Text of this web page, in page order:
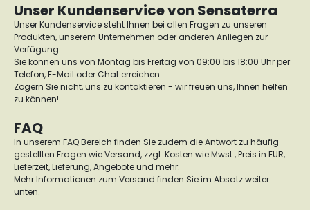
Unser Kundenservice von Sensaterra
Unser Kundenservice steht Ihnen bei allen Fragen zu unseren
Produkten, unserem Unternehmen oder anderen Anliegen zur
Verfügung.
Sie können uns von Montag bis Freitag von 09:00 bis 18:00 Uhr per
Telefon, E-Mail oder Chat erreichen.
Zögern Sie nicht, uns zu kontaktieren - wir freuen uns, Ihnen helfen
zu können!
FAQ
In unserem FAQ Bereich finden Sie zudem die Antwort zu häufig
gestellten Fragen wie Versand, zzgl. Kosten wie Mwst., Preis in EUR,
Lieferzeit, Lieferung, Angebote und mehr.
Mehr Informationen zum Versand finden Sie im Absatz weiter
unten.